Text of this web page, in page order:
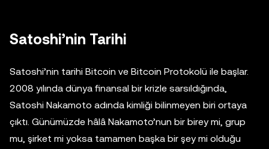
Satoshi’nin Tarihi
Satoshi’nin tarihi Bitcoin ve Bitcoin Protokolü ile başlar.
2008 yılında dünya finansal bir krizle sarsıldığında,
Satoshi Nakamoto adında kimliği bilinmeyen biri ortaya
çıktı. Günümüzde hâlâ Nakamoto’nun bir birey mi, grup
mu, şirket mi yoksa tamamen başka bir şey mi olduğu